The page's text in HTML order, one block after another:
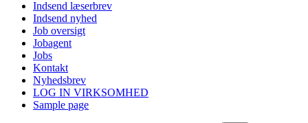
Indsend læserbrev
Indsend nyhed
Job oversigt
Jobagent
Jobs
Kontakt
Nyhedsbrev
LOG IN VIRKSOMHED
Sample page